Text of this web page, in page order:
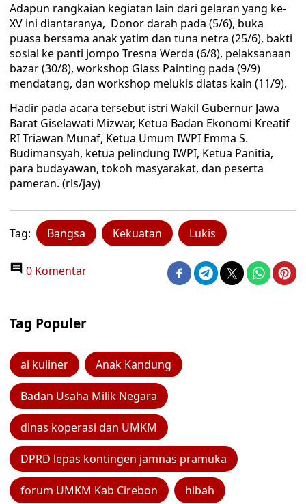
Adapun rangkaian kegiatan lain dari gelaran yang ke-
XV ini diantaranya, Donor darah pada (5/6), buka
puasa bersama anak yatim dan tuna netra (25/6), bakti
sosial ke panti jompo Tresna Werda (6/8), pelaksanaan
bazar (30/8), workshop Glass Painting pada (9/9)
mendatang, dan workshop melukis diatas kain (11/9).
Hadir pada acara tersebut istri Wakil Gubernur Jawa
Barat Giselawati Mizwar, Ketua Badan Ekonomi Kreatif
RI Triawan Munaf, Ketua Umum IWPI Emma S.
Budimansyah, ketua pelindung IWPI, Ketua Panitia,
para budayawan, tokoh masyarakat, dan peserta
pameran. (rls/jay)
Tag: Bangsa Kekuatan Lukis
0 Komentar
Tag Populer
ai kuliner Anak Kandung
Badan Usaha Milik Negara
dinas koperasi dan UMKM
DPRD lepas kontingen jamnas pramuka
forum UMKM Kab Cirebon hibah